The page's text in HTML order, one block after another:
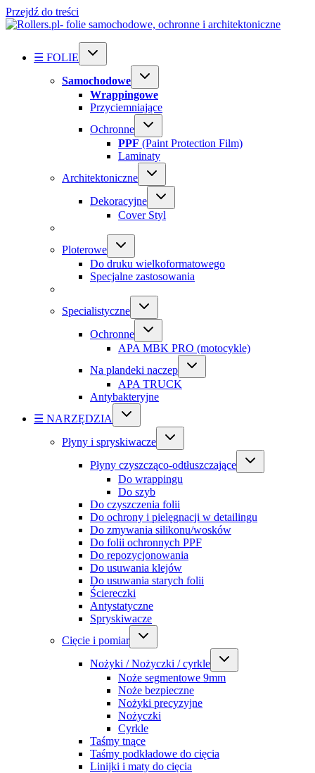
Przejdź do treści
☰ FOLIE
Samochodowe
Wrappingowe
Przyciemniające
Ochronne
PPF (Paint Protection Film)
Laminaty
Architektoniczne
Dekoracyjne
Cover Styl
Ploterowe
Do druku wielkoformatowego
Specjalne zastosowania
Specialistyczne
Ochronne
APA MBK PRO (motocykle)
Na plandeki naczep
APA TRUCK
Antybakteryjne
☰ NARZĘDZIA
Płyny i spryskiwacze
Płyny czyszcząco-odtłuszczające
Do wrappingu
Do szyb
Do czyszczenia folii
Do ochrony i pielęgnacji w detailingu
Do zmywania silikonu/wosków
Do folii ochronnych PPF
Do repozycjonowania
Do usuwania klejów
Do usuwania starych folii
Ściereczki
Antystatyczne
Spryskiwacze
Cięcie i pomiar
Nożyki / Nożyczki / cyrkle
Noże segmentowe 9mm
Noże bezpieczne
Nożyki precyzyjne
Nożyczki
Cyrkle
Taśmy tnące
Taśmy podkładowe do cięcia
Linijki i maty do cięcia